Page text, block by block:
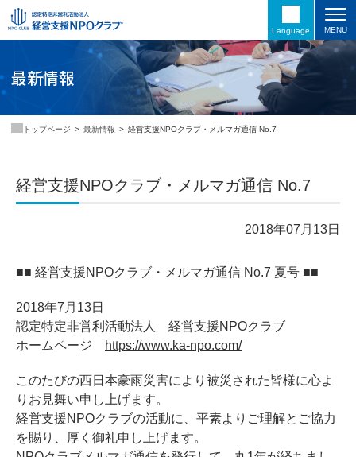
Language MENU
最新情報
トップページ 最新情報 経営支援NPOクラブ・メルマガ通信 No.7
経営支援NPOクラブ・メルマガ通信 No.7
2018年07月13日
■■ 経営支援NPOクラブ・メルマガ通信 No.7 夏号 ■■
2018年7月13日
認定特定非営利活動法人 経営支援NPOクラブ
ホームページ
https://www.ka-npo.com/
このたびの西日本豪雨災害により被災された皆様に心よ
りお見舞い申し上げます。
経営支援NPOクラブの活動に、平素よりご理解とご協力
を賜り、厚く御礼申し上げます。